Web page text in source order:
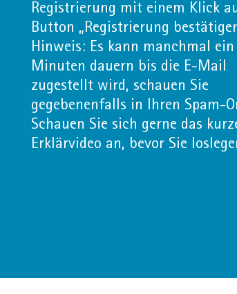
Registrierung mit einem Klick
Button „Registrierung
Hinweis: Es kann manchmal
Minuten dauern bis die E-Mail
zugestellt wird, schauen Sie
gegebenenfalls in Ihren Spam-
Schauen Sie sich gerne das
Erklärvideo an, bevor Sie